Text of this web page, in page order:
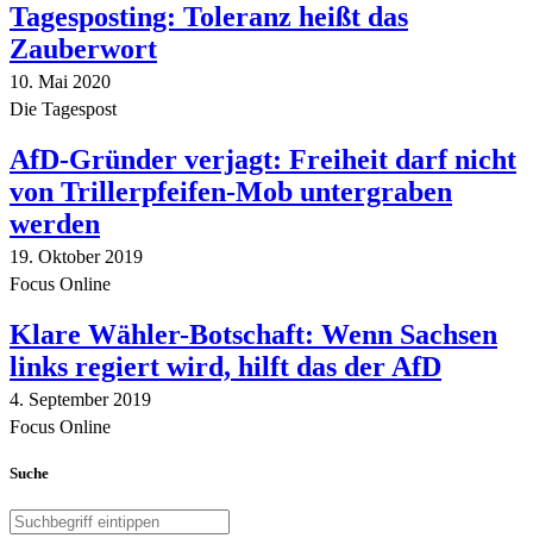
Tagesposting: Toleranz heißt das
Zauberwort
10. Mai 2020
Die Tagespost
AfD-Gründer verjagt: Freiheit darf nicht
von Trillerpfeifen-Mob untergraben
werden
19. Oktober 2019
Focus Online
Klare Wähler-Botschaft: Wenn Sachsen
links regiert wird, hilft das der AfD
4. September 2019
Focus Online
Suche